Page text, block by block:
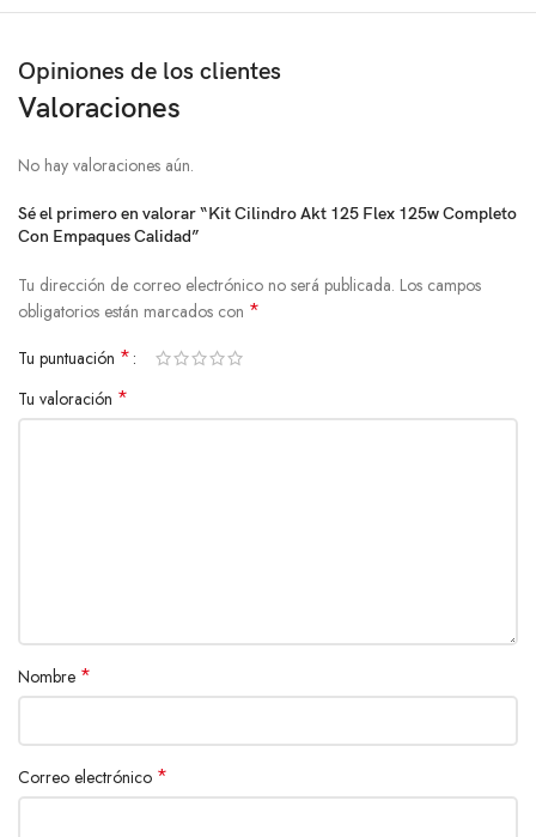
Opiniones de los clientes
Valoraciones
No hay valoraciones aún.
Sé el primero en valorar “Kit Cilindro Akt 125 Flex 125w Completo
Con Empaques Calidad”
Tu dirección de correo electrónico no será publicada. Los campos
obligatorios están marcados con *
Tu puntuación *
Tu valoración *
Nombre *
Correo electrónico *